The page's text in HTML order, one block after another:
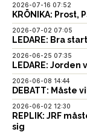
2026-07-16 07:52
KRÖNIKA: Prost,
2026-07-02 07:05
LEDARE: Bra
2026-06-25 07:35
LEDARE:
2026-06-08 14:44
DEBATT: Måste
2026-06-02 12:30
REPLIK: JRF
sig